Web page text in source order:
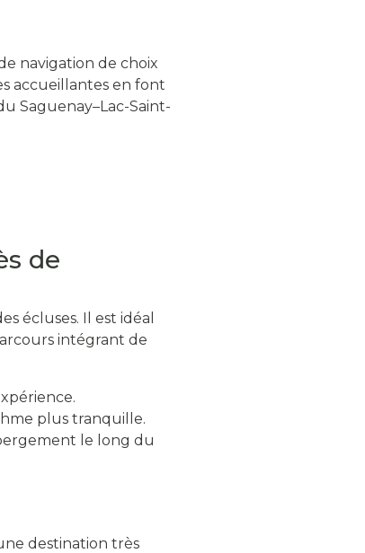
navigation de choix
accueillantes en font
Saguenay–Lac-Saint-
de
écluses. Il est idéal
intégrant de
plus tranquille.
le long du
destination très